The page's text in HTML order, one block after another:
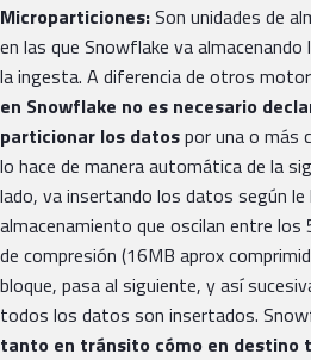
Microparticiones:Son unidades de
en las que Snowflake va
la ingesta. A diferencia de otros
en Snowflake no es necesario
particionar los datospor una o más
lo hace de manera automática de la
lado, va insertando los datos según le
almacenamiento que oscilan entre
de compresión (16MB aprox
bloque, pasa al siguiente, y así
todos los datos son insertados.
tanto en tránsito cómo en destino